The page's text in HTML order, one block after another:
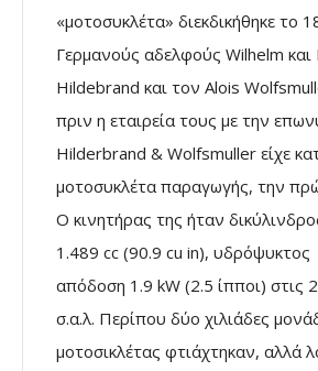
«μοτοσυκλέτα» διεκδικήθηκε το
Γερμανούς αδελφούς Wilhelm και
Hildebrand και τον Alois
πριν η εταιρεία τους με την
Hilderbrand & Wolfsmuller είχε
μοτοσυκλέτα παραγωγής, την
Ο κινητήρας της ήταν
1.489 cc (90.9 cu in), υδρόψυκτος
απόδοση 1.9 kW (2.5 ίπποι) στις
σ.α.λ. Περίπου δύο χιλιάδες
μοτοσικλέτας φτιάχτηκαν, αλλά